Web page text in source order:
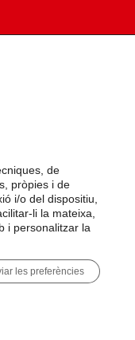
seva transmissió en
mecànic,
prèvia i per
drets esmentats
de
pròpies i de
i/o del dispositiu,
li la mateixa,
i personalitzar la
les preferències